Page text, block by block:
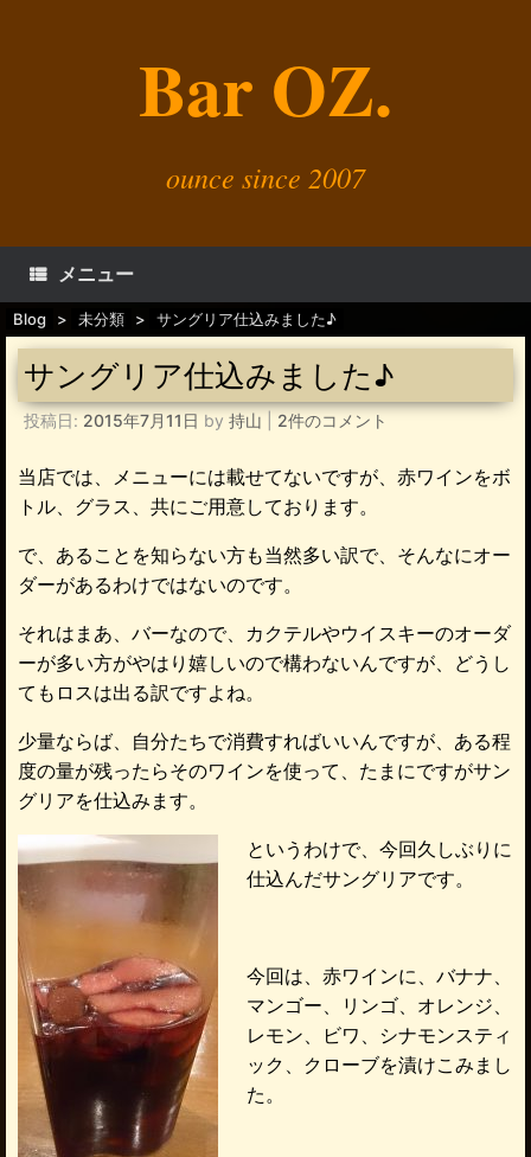
Bar OZ.
ounce since 2007
メニュー
Blog > 未分類 > サングリア仕込みました♪
サングリア仕込みました♪
投稿日: 2015年7月11日 by 持山 2件のコメント
当店では、メニューには載せてないですが、赤ワインをボ
トル、グラス、共にご用意しております。
で、あることを知らない方も当然多い訳で、そんなにオー
ダーがあるわけではないのです。
それはまあ、バーなので、カクテルやウイスキーのオーダ
ーが多い方がやはり嬉しいので構わないんですが、どうし
てもロスは出る訳ですよね。
少量ならば、自分たちで消費すればいいんですが、ある程
度の量が残ったらそのワインを使って、たまにですがサン
グリアを仕込みます。
というわけで、今回久しぶりに
仕込んだサングリアです。
今回は、赤ワインに、バナナ、
マンゴー、リンゴ、オレンジ、
レモン、ビワ、シナモンスティ
ック、クローブを漬けこみまし
た。